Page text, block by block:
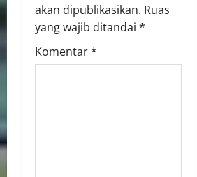
akan dipublikasikan. Ruas
yang wajib ditandai *
Komentar*